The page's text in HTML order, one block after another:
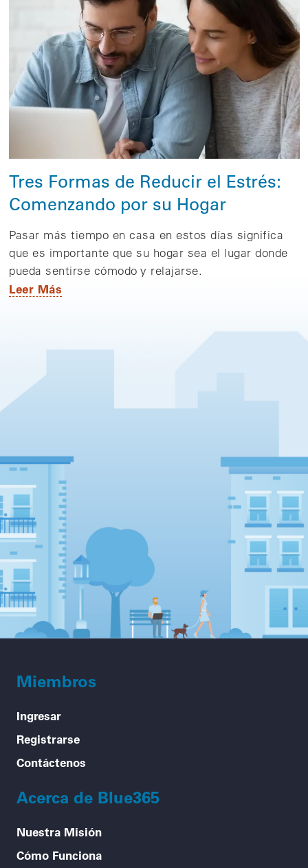
Tres Formas de Reducir el Estrés:
Comenzando por su Hogar
Pasar más tiempo en casa en estos días significa
que es importante que su hogar sea el lugar donde
pueda sentirse cómodo y relajarse.
Leer Más
Miembros
Ingresar
Registrarse
Contáctenos
Acerca de Blue365
Nuestra Misión
Cómo Funciona